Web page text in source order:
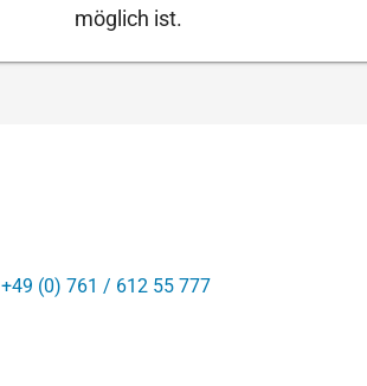
möglich ist.
+49 (0) 761 / 612 55 777